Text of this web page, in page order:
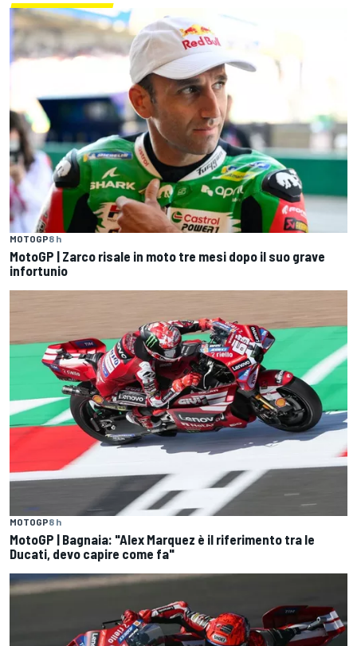
MOTOGP8 h
MotoGP | Zarco risale in moto tre mesi dopo il suo grave
infortunio
MOTOGP8 h
MotoGP | Bagnaia: "Alex Marquez è il riferimento tra le
Ducati, devo capire come fa"